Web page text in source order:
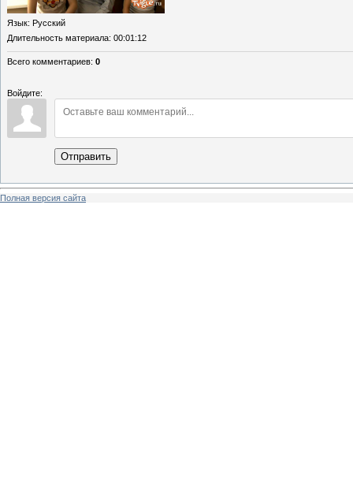
Язык: Русский
Длительность материала: 00:01:12
Всего комментариев: 0
Войдите:
Отправить
Полная версия сайта